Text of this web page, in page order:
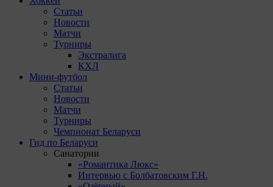
Статьи
Новости
Матчи
Турниры
Экстралига
КХЛ
Мини-футбол
Статьи
Новости
Матчи
Турниры
Чемпионат Беларуси
Гид по Беларуси
Санатории
«Романтика Люкс»
Интервью с Болбатовским Г.Н.